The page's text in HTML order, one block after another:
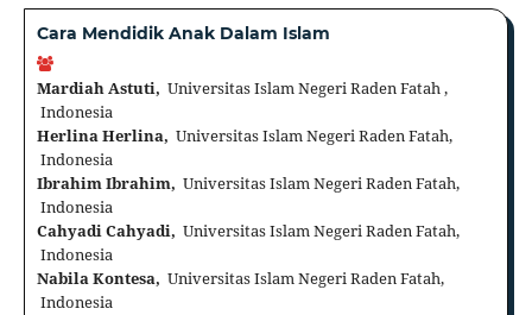
Cara Mendidik Anak Dalam Islam
Mardiah Astuti, Universitas Islam Negeri Raden Fatah ,
Indonesia
Herlina Herlina, Universitas Islam Negeri Raden Fatah,
Indonesia
Ibrahim Ibrahim, Universitas Islam Negeri Raden Fatah,
Indonesia
Cahyadi Cahyadi, Universitas Islam Negeri Raden Fatah,
Indonesia
Nabila Kontesa, Universitas Islam Negeri Raden Fatah,
Indonesia